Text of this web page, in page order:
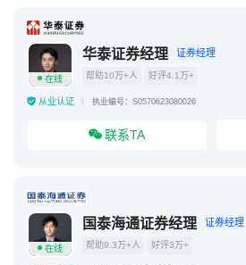
在线
华泰证券经理 证券经理
帮助10万+人 好评4.1万+
从业认证 执业编号：S0570623080026
联系TA
在线
国泰海通证券经理 证券经理
帮助9.3万+人 好评3万+